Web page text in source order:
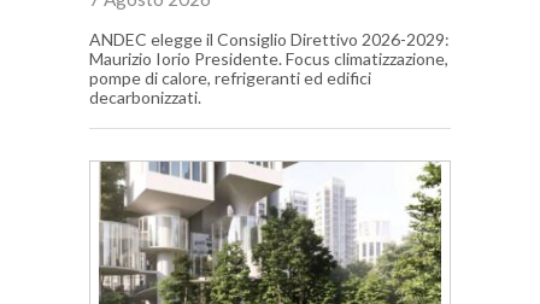
ANDEC elegge il Consiglio Direttivo 2026-2029:
Maurizio Iorio Presidente. Focus climatizzazione,
pompe di calore, refrigeranti ed edifici
decarbonizzati.